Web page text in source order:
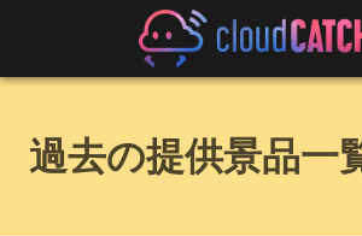
過去の提供景品一